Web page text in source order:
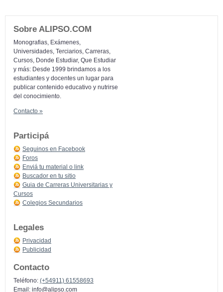
Sobre ALIPSO.COM
Monografias, Exámenes,
Universidades, Terciarios, Carreras,
Cursos, Donde Estudiar, Que Estudiar
y más: Desde 1999 brindamos a los
estudiantes y docentes un lugar para
publicar contenido educativo y nutrirse
del conocimiento.
Contacto »
Participá
Seguinos en Facebook
Foros
Enviá tu material o link
Buscador en tu sitio
Guia de Carreras Universitarias y
Cursos
Colegios Secundarios
Legales
Privacidad
Publicidad
Contacto
Teléfono: (+54911) 61558693
Email: info@alipso.com